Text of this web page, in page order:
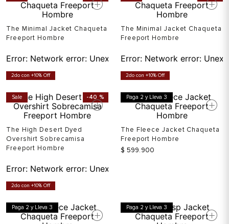
The Minimal Jacket Chaqueta
Freeport Hombre
Error: Network error: Unexpected token T in JSON at
2do con +10% Off
The Minimal Jacket Chaqueta
Freeport Hombre
Error: Network error:
2do con +10% Off
Sale -40 %
The High Desert Dyed
Overshirt Sobrecamisa
Freeport Hombre
Error: Network error: Unexpected token T in JSON at
2do con +10% Off
Paga 2 y Lleva 3
The Fleece Jacket Chaqueta
Freeport Hombre
$ 599.900
Paga 2 y Lleva 3 Paga 2 y Lleva 3